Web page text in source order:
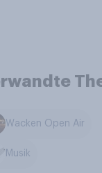
Wacken Open Air
Musik